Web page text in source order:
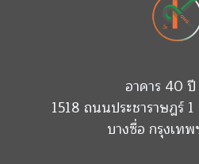
อาคาร 40
1518 ถนนประชาราษฎร์ 1
บางซื่อ กรุงเท